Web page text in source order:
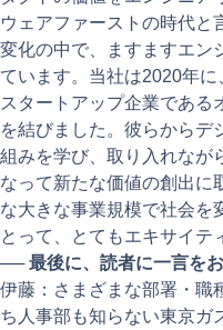
ウェアファーストの時代と
変化の中で、ますますエン
ています。当社は2020年
スタートアップ企業である
を結びました。彼らからデ
組みを学び、取り入れなが
なって新たな価値の創出に
な大きな事業規模で社会を
とって、とてもエキサイテ
──最後に、読者に一言を
伊藤：さまざまな部署・職
ち人事部も知らない東京ガ